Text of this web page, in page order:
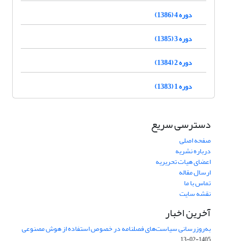
دوره 4 (1386)
دوره 3 (1385)
دوره 2 (1384)
دوره 1 (1383)
دسترسی سریع
صفحه اصلی
درباره نشریه
اعضای هیات تحریریه
ارسال مقاله
تماس با ما
نقشه سایت
آخرین اخبار
به‌روزرسانی سیاست‌های فصلنامه در خصوص استفاده از هوش مصنوعی